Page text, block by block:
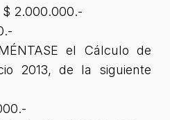
$ 2.000.000.-
el Cálculo de
2013, de la siguiente